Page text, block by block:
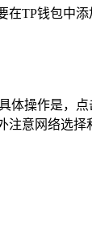
TP钱包中
操作是，
意网络选